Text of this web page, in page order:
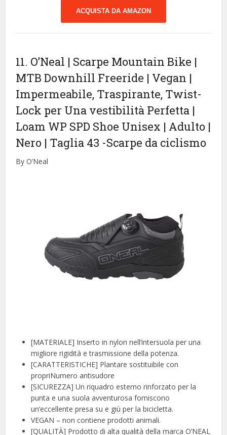
ACQUISTA DA AMAZON
11. O’Neal | Scarpe Mountain Bike |
MTB Downhill Freeride | Vegan |
Impermeabile, Traspirante, Twist-
Lock per Una vestibilità Perfetta |
Loam WP SPD Shoe Unisex | Adulto |
Nero | Taglia 43 -Scarpe da ciclismo
By O’Neal
[MATERIALE] Inserto in nylon nell’intersuola per una
migliore rigidità e trasmissione della potenza.
[CARATTERISTICHE] Plantare sostituibile con
propriNumero antisudore
[SICUREZZA] Un riquadro esterno rinforzato per la
punta e una suola avventurosa forniscono
un’eccellente presa su e giù per la bicicletta.
VEGAN – non contiene prodotti animali.
[QUALITÀ] Prodotto di alta qualità della marca O’NEAL